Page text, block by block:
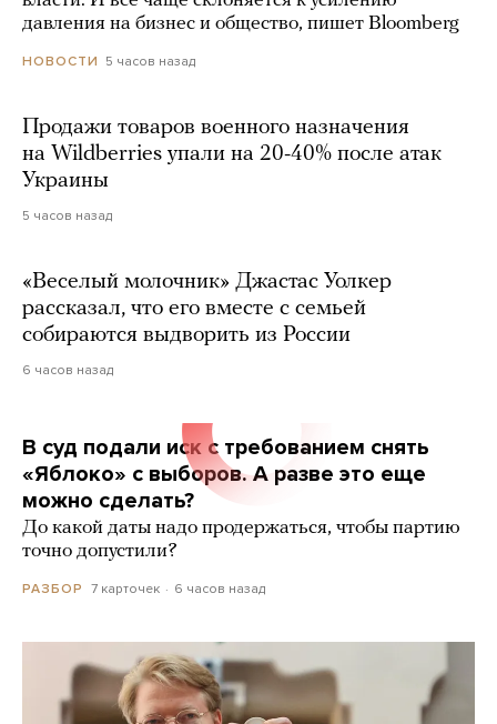
давления на бизнес и общество, пишет Bloomberg
НОВОСТИ 5 часов назад
Продажи товаров военного назначения
на Wildberries упали на 20-40% после атак
Украины
5 часов назад
«Веселый молочник» Джастас Уолкер
рассказал, что его вместе с семьей
собираются выдворить из России
6 часов назад
В суд подали иск с требованием снять
«Яблоко» с выборов. А разве это еще
можно сделать?
До какой даты надо продержаться, чтобы партию
точно допустили?
РАЗБОР 7 карточек 6 часов назад